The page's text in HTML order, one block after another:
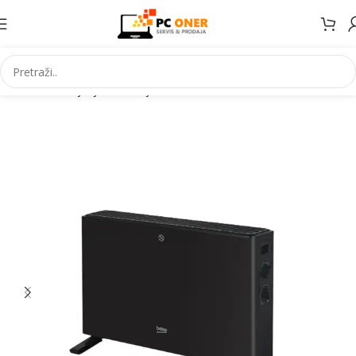
Početna Grijanje Hlađenje Konvektori